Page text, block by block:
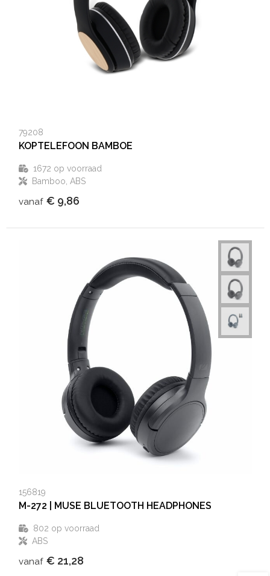
79208
KOPTELEFOON BAMBOE
1672 op voorraad
Bamboo, ABS
vanaf € 9,86
156819
M-272 | MUSE BLUETOOTH HEADPHONES
802 op voorraad
ABS
vanaf € 21,28